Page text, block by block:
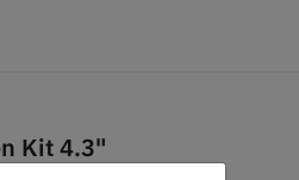
Kit 4.3"